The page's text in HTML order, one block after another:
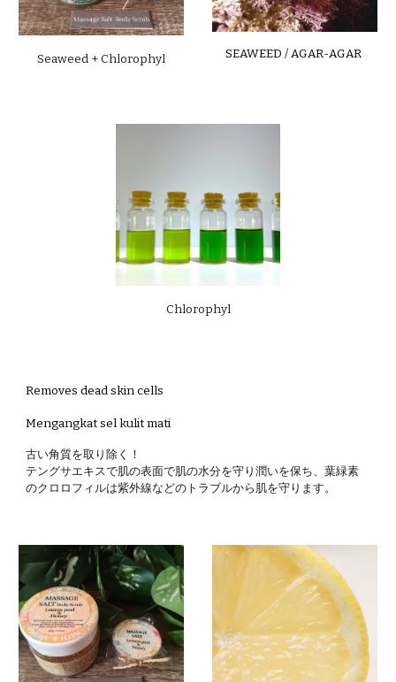
Seaweed +Chlorophyl SEAWEED / AGAR-AGAR
Chlorophyl
Removes dead skin cells
Mengangkat sel kulit mati
古い角質を取り除く！
テングサエキスで肌の表面で肌の水分を守り潤いを保ち、葉緑素
のクロロフィルは紫外線などのトラブルから肌を守ります。